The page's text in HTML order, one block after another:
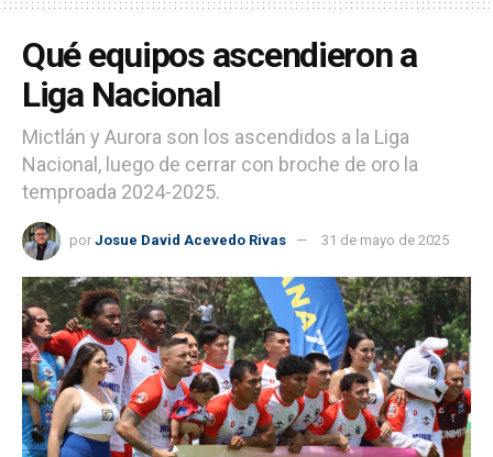
Qué equipos ascendieron a
Liga Nacional
Mictlán y Aurora son los ascendidos a la Liga
Nacional, luego de cerrar con broche de oro la
temproada 2024-2025.
por Josue David Acevedo Rivas 31 de mayo de 2025